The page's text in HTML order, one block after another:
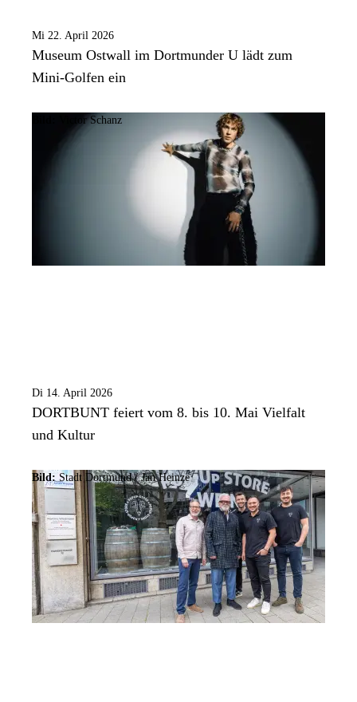
Mi 22. April 2026
Museum Ostwall im Dortmunder U lädt zum
Mini-Golfen ein
Victor Schanz
Di 14. April 2026
DORTBUNT feiert vom 8. bis 10. Mai Vielfalt
und Kultur
Bild: Stadt Dortmund /Jan Heinze